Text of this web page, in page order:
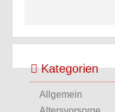
Kategorien
Allgemein